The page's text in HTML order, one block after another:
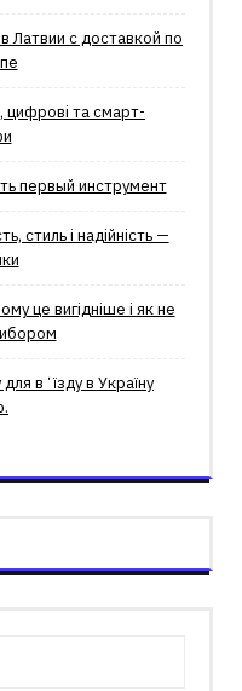
Латвии с доставкой по
цифрові та смарт-
первый инструмент
стиль і надійність —
це вигідніше і як не
вʼїзду в Україну